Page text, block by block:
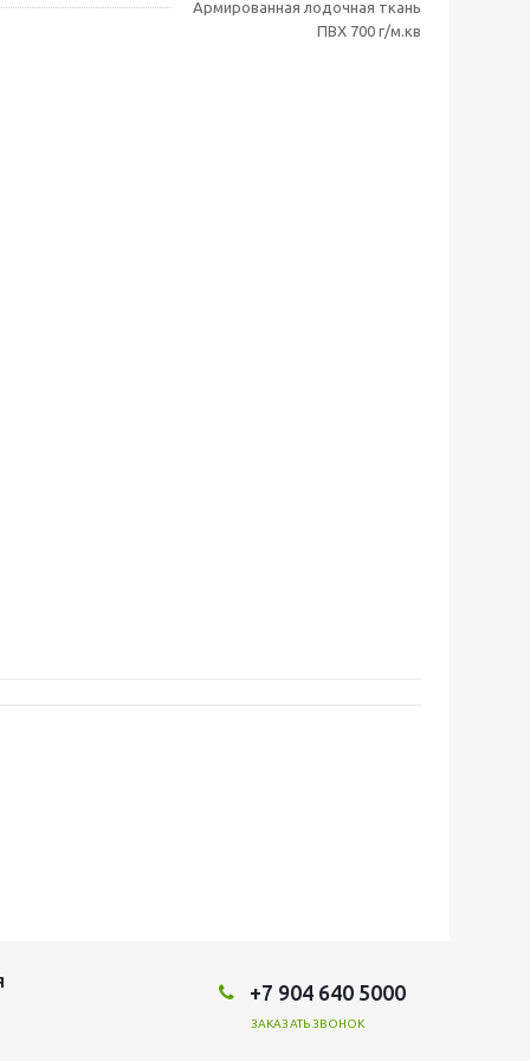
Армированная лодочная ткань
ПВХ 700 г/м.кв
+7 904 640 5000
ЗАКАЗАТЬ ЗВОНОК